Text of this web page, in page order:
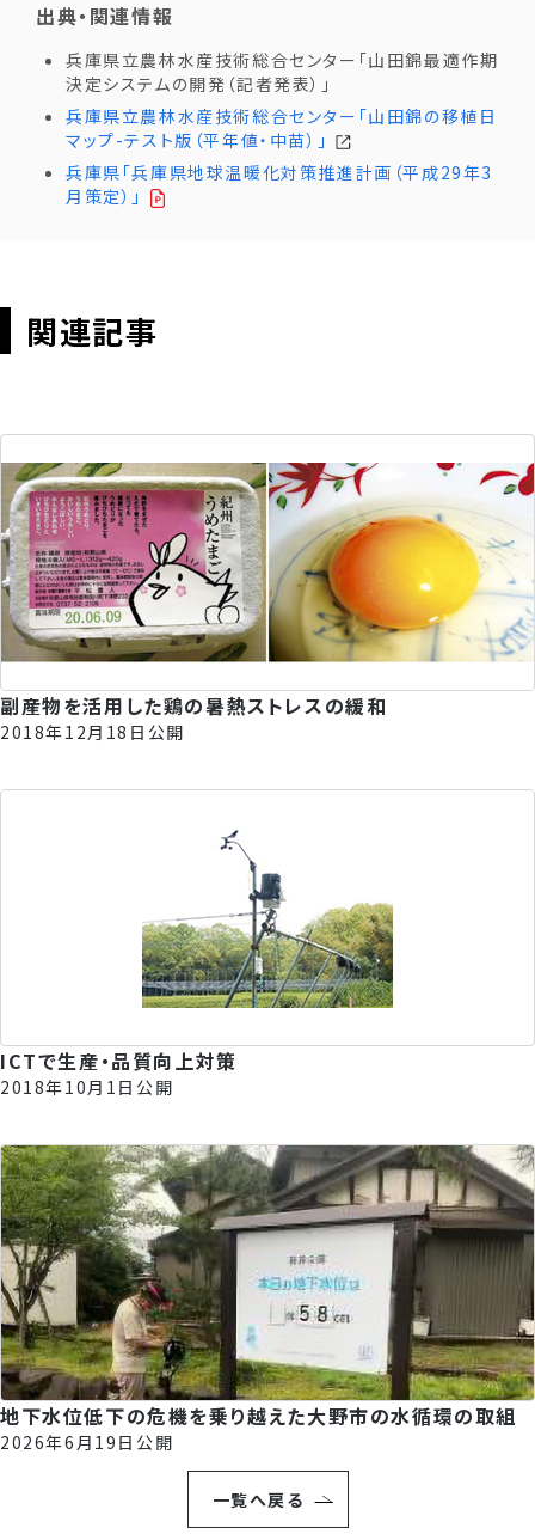
出典・関連情報
兵庫県立農林水産技術総合センター「山田錦最適作期
決定システムの開発（記者発表）」
兵庫県立農林水産技術総合センター「山田錦の移植日
マップ-テスト版（平年値・中苗）」
兵庫県「兵庫県地球温暖化対策推進計画（平成29年3
月策定）」
関連記事
副産物を活用した鶏の暑熱ストレスの緩和
2018年12月18日公開
ICTで生産・品質向上対策
2018年10月1日公開
地下水位低下の危機を乗り越えた大野市の水循環の取組
2026年6月19日公開
一覧へ戻る